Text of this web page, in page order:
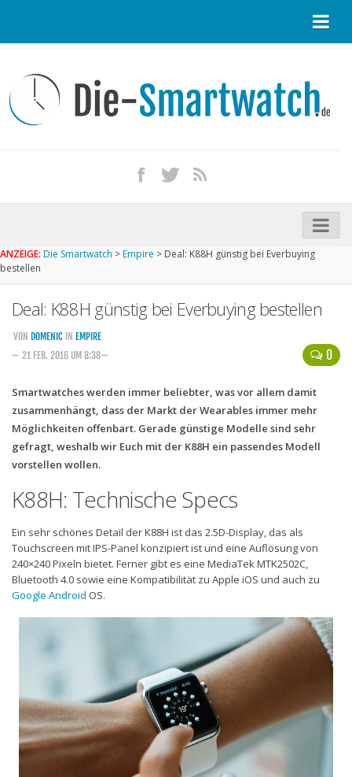
Kontakt / Tipp geben
Impressum
iPhone kaufen
Startseite
Kommende Smartwatches
Marken und Modelle
BASE
Smartphonetarife
Datentarife
o2
Prepaid-Tarife
Datentarife
Flatrate-Prepaidtarife
Flatrate-Datentarife
ANZEIGE: Die Smartwatch >Empire > Deal: K88H günstig bei Everbuying
bestellen
Deal: K88H günstig bei Everbuying bestellen
0
VON DOMENIC IN EMPIRE
— 21 FEB. 2016 UM 8:38—
Smartwatches werden immer beliebter, was vor allem damit
zusammenhängt, dass der Markt der Wearables immer mehr
Möglichkeiten offenbart. Gerade günstige Modelle sind sehr
gefragt, weshalb wir Euch mit der K88H ein passendes Modell
vorstellen wollen.
K88H: Technische Specs
Ein sehr schönes Detail der K88H ist das 2.5D-Display, das als
Touchscreen mit IPS-Panel konzipiert ist und eine Auflösung von
240×240 Pixeln bietet. Ferner gibt es eine MediaTek MTK2502C,
Bluetooth 4.0 sowie eine Kompatibilität zu Apple iOS und auch zu
Google Android OS.